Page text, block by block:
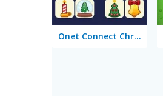
Onet Connect Christmas